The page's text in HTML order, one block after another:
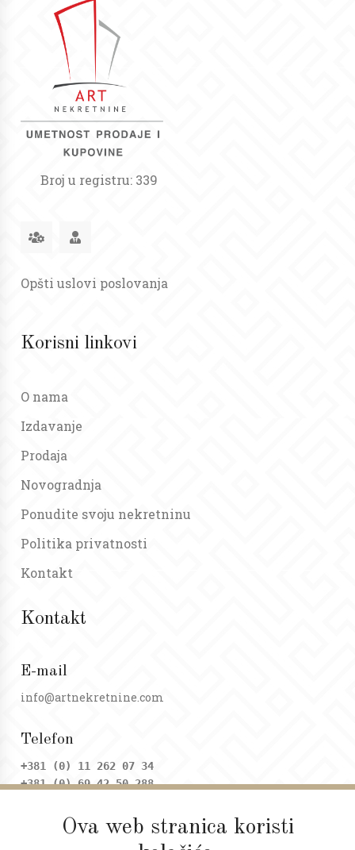
Ova web stranica koristi
Broj u registru: 339
Opšti uslovi poslovanja
Korisni linkovi
O nama
Izdavanje
Prodaja
Novogradnja
Ponudite svoju nekretninu
Politika privatnosti
Kontakt
Kontakt
E-mail
info@artnekretnine.com
Telefon
+381 (0) 11 262 07 34
+381 (0) 69 42 50 288
Adresa